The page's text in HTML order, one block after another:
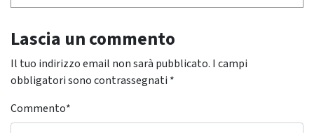
Lascia un commento
Il tuo indirizzo email non sarà pubblicato. I campi
obbligatori sono contrassegnati *
Commento*